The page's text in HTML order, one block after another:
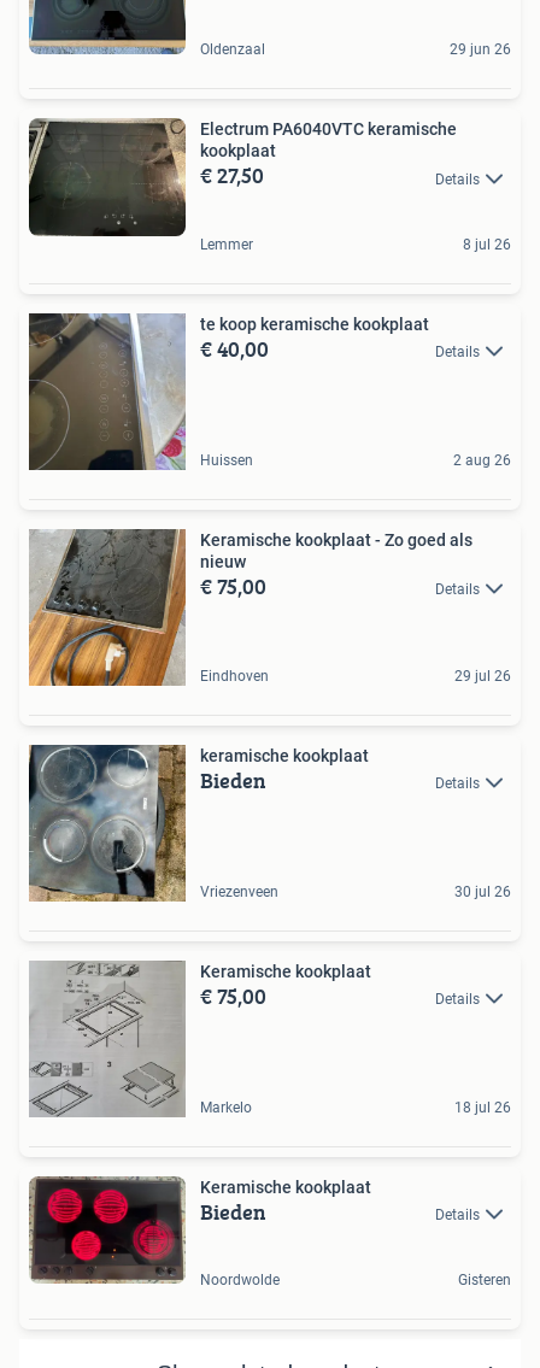
Oldenzaal 29 jun 26
Electrum PA6040VTC keramische
kookplaat
€ 27,50 Details
Lemmer 8 jul 26
te koop keramische kookplaat
€ 40,00 Details
Huissen 2 aug 26
Keramische kookplaat - Zo goed als
nieuw
€ 75,00 Details
Eindhoven 29 jul 26
keramische kookplaat
Bieden Details
Vriezenveen 30 jul 26
Keramische kookplaat
€ 75,00 Details
Markelo 18 jul 26
Keramische kookplaat
Bieden Details
Noordwolde Gisteren